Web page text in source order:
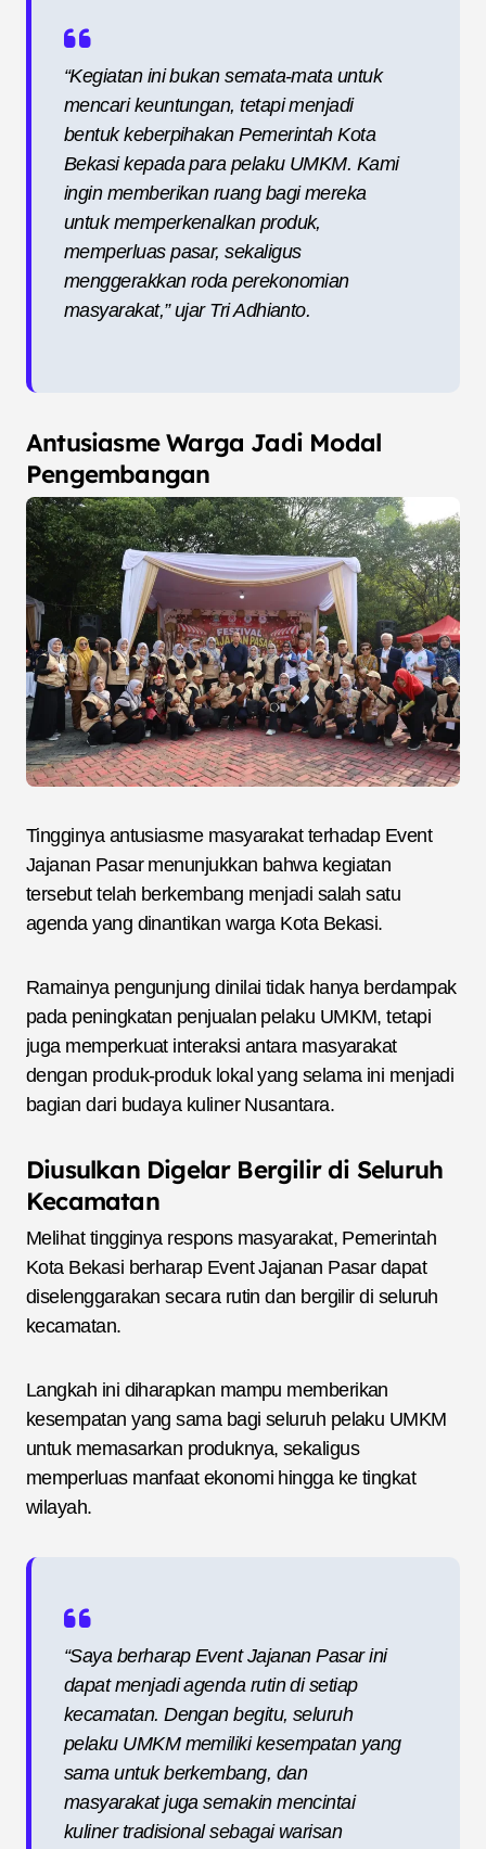
“Kegiatan ini bukan semata-mata untuk
mencari keuntungan, tetapi menjadi
bentuk keberpihakan Pemerintah Kota
Bekasi kepada para pelaku UMKM. Kami
ingin memberikan ruang bagi mereka
untuk memperkenalkan produk,
memperluas pasar, sekaligus
menggerakkan roda perekonomian
masyarakat,” ujar Tri Adhianto.
Antusiasme Warga Jadi Modal
Pengembangan
Tingginya antusiasme masyarakat terhadap Event
Jajanan Pasar menunjukkan bahwa kegiatan
tersebut telah berkembang menjadi salah satu
agenda yang dinantikan warga Kota Bekasi.
Ramainya pengunjung dinilai tidak hanya berdampak
pada peningkatan penjualan pelaku UMKM, tetapi
juga memperkuat interaksi antara masyarakat
dengan produk-produk lokal yang selama ini menjadi
bagian dari budaya kuliner Nusantara.
Diusulkan Digelar Bergilir di Seluruh
Kecamatan
Melihat tingginya respons masyarakat, Pemerintah
Kota Bekasi berharap Event Jajanan Pasar dapat
diselenggarakan secara rutin dan bergilir di seluruh
kecamatan.
Langkah ini diharapkan mampu memberikan
kesempatan yang sama bagi seluruh pelaku UMKM
untuk memasarkan produknya, sekaligus
memperluas manfaat ekonomi hingga ke tingkat
wilayah.
“Saya berharap Event Jajanan Pasar ini
dapat menjadi agenda rutin di setiap
kecamatan. Dengan begitu, seluruh
pelaku UMKM memiliki kesempatan yang
sama untuk berkembang, dan
masyarakat juga semakin mencintai
kuliner tradisional sebagai warisan